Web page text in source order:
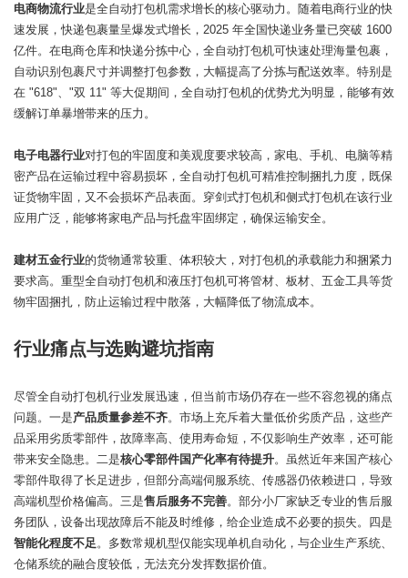
电商物流行业是全自动打包机需求增长的核心驱动力。随着电商行业的快
速发展，快递包裹量呈爆发式增长，2025 年全国快递业务量已突破 1600
亿件。在电商仓库和快递分拣中心，全自动打包机可快速处理海量包裹，
自动识别包裹尺寸并调整打包参数，大幅提高了分拣与配送效率。特别是
在 "618"、"双 11" 等大促期间，全自动打包机的优势尤为明显，能够有效
缓解订单暴增带来的压力。
电子电器行业对打包的牢固度和美观度要求较高，家电、手机、电脑等精
密产品在运输过程中容易损坏，全自动打包机可精准控制捆扎力度，既保
证货物牢固，又不会损坏产品表面。穿剑式打包机和侧式打包机在该行业
应用广泛，能够将家电产品与托盘牢固绑定，确保运输安全。
建材五金行业的货物通常较重、体积较大，对打包机的承载能力和捆紧力
要求高。重型全自动打包机和液压打包机可将管材、板材、五金工具等货
物牢固捆扎，防止运输过程中散落，大幅降低了物流成本。
行业痛点与选购避坑指南
尽管全自动打包机行业发展迅速，但当前市场仍存在一些不容忽视的痛点
问题。一是产品质量参差不齐。市场上充斥着大量低价劣质产品，这些产
品采用劣质零部件，故障率高、使用寿命短，不仅影响生产效率，还可能
带来安全隐患。二是核心零部件国产化率有待提升。虽然近年来国产核心
零部件取得了长足进步，但部分高端伺服系统、传感器仍依赖进口，导致
高端机型价格偏高。三是售后服务不完善。部分小厂家缺乏专业的售后服
务团队，设备出现故障后不能及时维修，给企业造成不必要的损失。四是
智能化程度不足 。多数常规机型仅能实现单机自动化，与企业生产系统、
仓储系统的融合度较低，无法充分发挥数据价值。